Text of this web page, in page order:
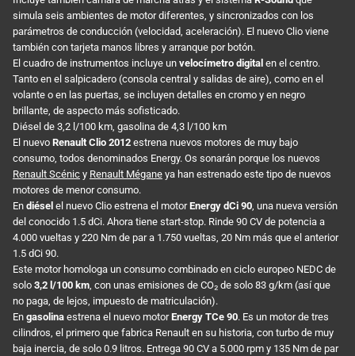
simula seis ambientes de motor diferentes, y sincronizados con los
parámetros de conducción (velocidad, aceleración). El nuevo Clio viene
también con tarjeta manos libres y arranque por botón.
El cuadro de instrumentos incluye un velocímetro digital en el centro.
Tanto en el salpicadero (consola central y salidas de aire), como en el
volante o en las puertas, se incluyen detalles en cromo y en negro
brillante, de aspecto más sofisticado.
Diésel de 3,2 l/100 km, gasolina de 4,3 l/100 km
El nuevo Renault Clio 2012 estrena nuevos motores de muy bajo
consumo, todos denominados Energy. Os sonarán porque los nuevos
Renault Scénic y Renault Mégane ya han estrenado este tipo de nuevos
motores de menor consumo.
En diésel el nuevo Clio estrena el motorEnergy dCi 90, una nueva versión
del conocido 1.5 dCi. Ahora tiene start-stop. Rinde 90 CV de potencia a
4.000 vueltas y 220 Nm de par a 1.750 vueltas, 20 Nm más que el anterior
1.5 dCi 90.
Este motor homologa un consumo combinado en ciclo europeo NEDC de
solo 3,2 l/100 km, con unas emisiones de CO₂ de solo 83 g/km (así que
no paga, de lejos, impuesto de matriculación).
En gasolina estrena el nuevo motorEnergy TCe 90. Es un motor de tres
cilindros, el primero que fabrica Renault en su historia, con turbo de muy
baja inercia, de solo 0.9 litros. Entrega 90 CV a 5.000 rpm y 135 Nm de par